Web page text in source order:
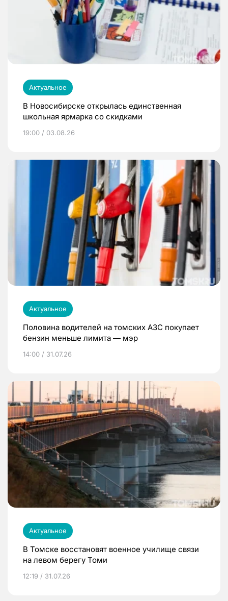
Актуальное
В Новосибирске открылась единственная
школьная ярмарка со скидками
19:00 / 03.08.26
Актуальное
Половина водителей на томских АЗС покупает
бензин меньше лимита — мэр
14:00 / 31.07.26
Актуальное
В Томске восстановят военное училище связи
на левом берегу Томи
12:19 / 31.07.26